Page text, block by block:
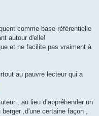
comme base référentielle
autour d'elle!
et ne facilite pas vraiment à
au pauvre lecteur qui a
, au lieu d’appréhender un
,d'une certaine façon ,